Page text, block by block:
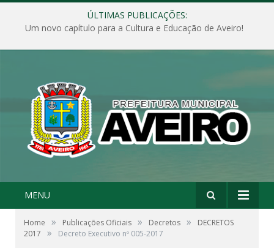
ÚLTIMAS PUBLICAÇÕES:
Um novo capítulo para a Cultura e Educação de Aveiro!
MENU
Home » Publicações Oficiais » Decretos »
DECRETOS
2017
» Decreto Executivo nº 005-2017